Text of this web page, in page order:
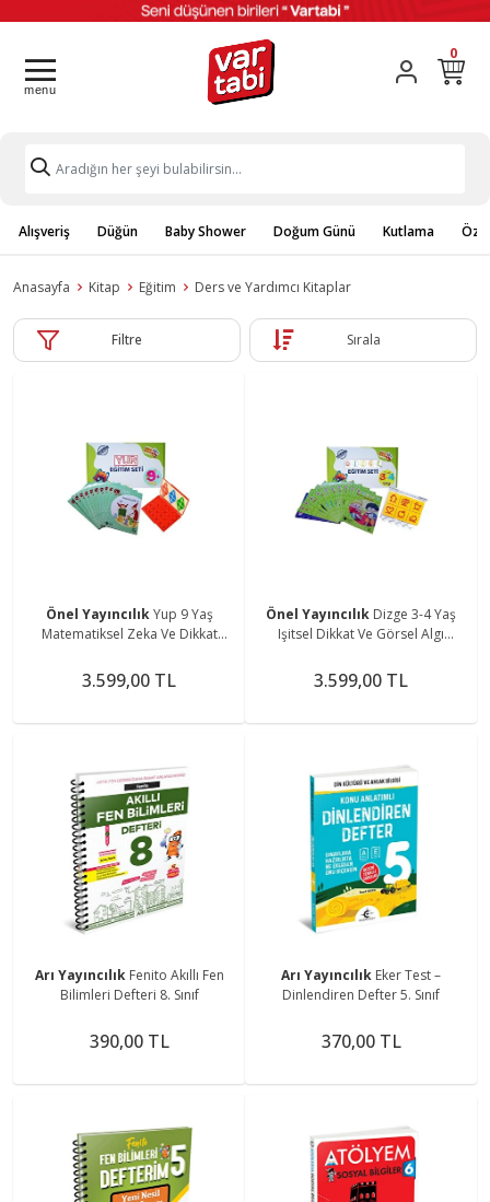
0
Alışveriş Düğün Baby Shower Doğum Günü Kutlama
Anasayfa Kitap Eğitim Ders ve Yardımcı Kitaplar
Filtre Sırala
Önel YayıncılıkYup 9 Yaş
Matematiksel Zeka Ve Dikkat
3.599,00 TL
Önel Yayıncılık Dizge 3-4 Yaş
Işitsel Dikkat Ve Görsel Algı
3.599,00 TL
Arı Yayıncılık Fenito Akıllı Fen
Bilimleri Defteri 8. Sınıf
390,00 TL
Arı Yayıncılık Eker Test –
Dinlendiren Defter 5. Sınıf
370,00 TL